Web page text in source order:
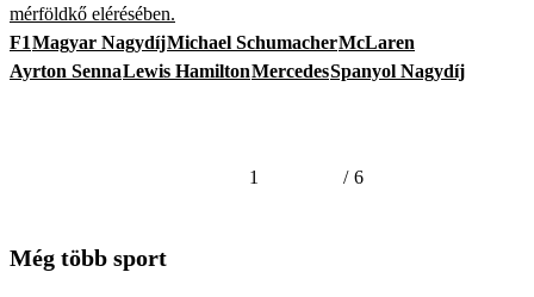
mérföldkő elérésében.
F1Magyar NagydíjMichael SchumacherMcLaren
Ayrton SennaLewis HamiltonMercedesSpanyol Nagydíj
1 / 6
Még több sport